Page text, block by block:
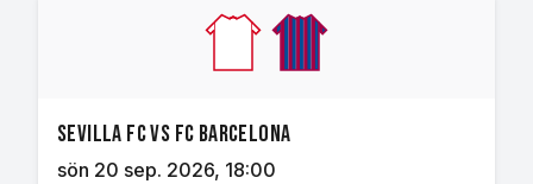
Sevilla FC vs FC Barcelona
sön 20 sep. 2026, 18:00